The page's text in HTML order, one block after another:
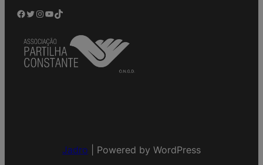
Facebook Twitter Instagram YouTube TikTok
Jadro Powered by WordPress